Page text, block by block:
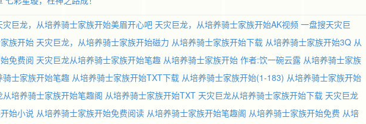
灾巨龙，从培养骑士家族开始美眉开心吧 天灾巨龙，从培养骑士家族开始AK视频 一盘搜天灾巨
族开始 天灾巨龙，从培养骑士家族开始磁力 从培养骑士家族开始下载 从培养骑士家族开始3Q 从
免费阅 天灾巨龙从培养骑士家族开始笔趣 从培养骑士家族开始 作者:饮一碗云露 从培养骑士家族
骑士家族开始笔趣 从培养骑士家族开始TXT下载 从培养骑士家族开始(1-183) 从培养骑士家族开始
从培养骑士家族开始笔趣阁 从培养骑士家族开始TXT 天灾巨龙从培养骑士家族开始下载 天灾巨龙
始小说 从培养骑士家族开始免费阅读 从培养骑士家族开始笔趣阁 从培养骑士家族开始免费 从培